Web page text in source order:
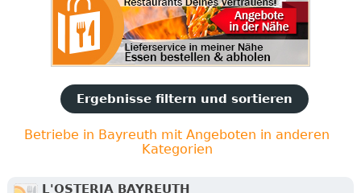
Ergebnisse filtern und sortieren
Betriebe in Bayreuth mit Angeboten in anderen
Kategorien
L'OSTERIA BAYREUTH